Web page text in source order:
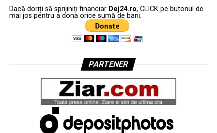
Dacă doriți să sprijiniți financiar Dej24.ro, CLICK pe butonul de
mai jos pentru a dona orice sumă de bani.
PARTENER